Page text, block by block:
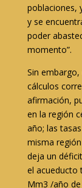
poblaciones,
y se
poder
momento”.
Sin
cálculos
afirmación,
en la región
año; las
misma
deja un
el acueducto
Mm3 /año